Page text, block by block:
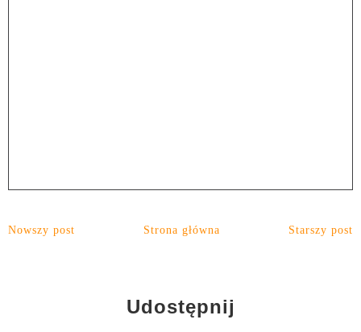
Nowszy post Starszy post
Strona główna
Udostępnij